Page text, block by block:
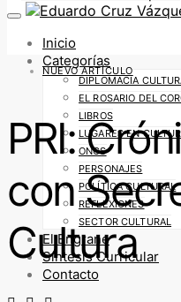
Inicio
Categorías
DIPLOMACIA
EL ROSARIO DEL
LIBROS
LUGARES EN
ONGS
PERSONAJES
POLÍTICA CULTURAL
REFLEXIONES
SECTOR CULTURAL
El Engrane
Síntesis Curricular
Contacto
NUEVO ARTÍCULO
PRI:
con
Cultura